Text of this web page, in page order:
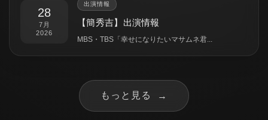
28
7月
2026
出演情報
【簡秀吉】出演情報
MBS・TBS「幸せになりたいマサムネ君...
もっと見る →